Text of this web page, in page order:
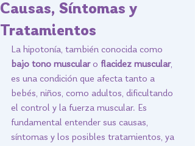
Causas, Síntomas y
Tratamientos
La hipotonía, también conocida como
bajo tono muscular o flacidez muscular,
es una condición que afecta tanto a
bebés, niños, como adultos, dificultando
el control y la fuerza muscular. Es
fundamental entender sus causas,
síntomas y los posibles tratamientos, ya